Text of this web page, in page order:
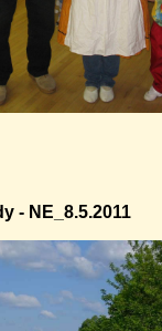
- NE_8.5.2011